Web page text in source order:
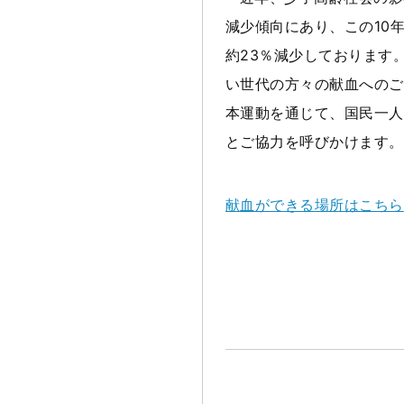
減少傾向にあり、この10
約23％減少しております
い世代の方々の献血への
本運動を通じて、国民一
とご協力を呼びかけます。
献血ができる場所はこちら